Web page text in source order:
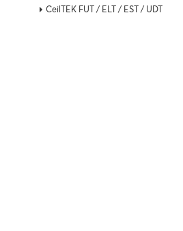
CeilTEK FUT / ELT / EST / UDT